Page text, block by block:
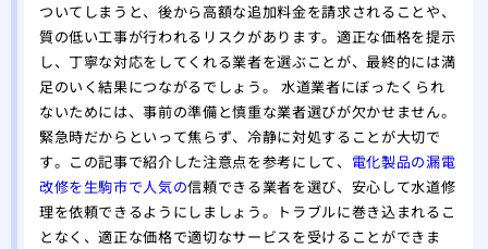
ついてしまうと、後から高額な追加料金を請求されることや、
質の低い工事が行われるリスクがあります。適正な価格を提示
し、丁寧な対応をしてくれる業者を選ぶことが、最終的には満
足のいく結果につながるでしょう。 水道業者にぼったくられ
ないためには、事前の準備と慎重な業者選びが欠かせません。
緊急時だからといって焦らず、冷静に対処することが大切で
す。この記事で紹介した注意点を参考にして、 電化製品の漏電
改修を生駒市で人気の信頼できる業者を選び、安心して水道修
理を依頼できるようにしましょう。トラブルに巻き込まれるこ
となく、適正な価格で適切なサービスを受けることができま